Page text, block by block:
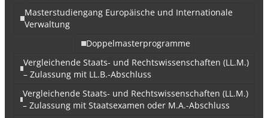
Masterstudiengang Europäische und Internationale
Verwaltung
Doppelmasterprogramme
Vergleichende Staats- und Rechtswissenschaften (LL.M.)
– Zulassung mit LL.B.-Abschluss
Vergleichende Staats- und Rechtswissenschaften (LL.M.)
– Zulassung mit Staatsexamen oder M.A.-Abschluss